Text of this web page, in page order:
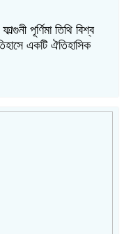
পূর্ণিমা তিথি বিশ্ব
একটি ঐতিহাসিক